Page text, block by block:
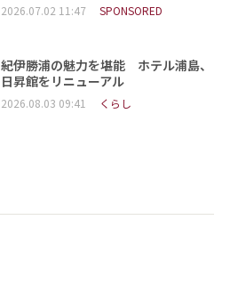
2026.07.02 11:47 SPONSORED
紀伊勝浦の魅力を堪能 ホテル浦島、
日昇館をリニューアル
2026.08.03 09:41 くらし